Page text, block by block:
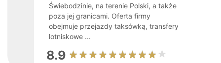
Świebodzinie, na terenie Polski, a także
poza jej granicami. Oferta firmy
obejmuje przejazdy taksówką, transfery
lotniskowe ...
8.9